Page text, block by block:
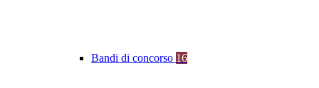
Bandi di concorso 16